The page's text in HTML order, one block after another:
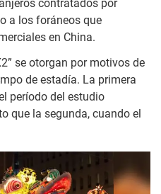
contratados por
a los foráneos que
en China.
se otorgan por motivos de
de estadía. La primera
período del estudio
que la segunda, cuando el